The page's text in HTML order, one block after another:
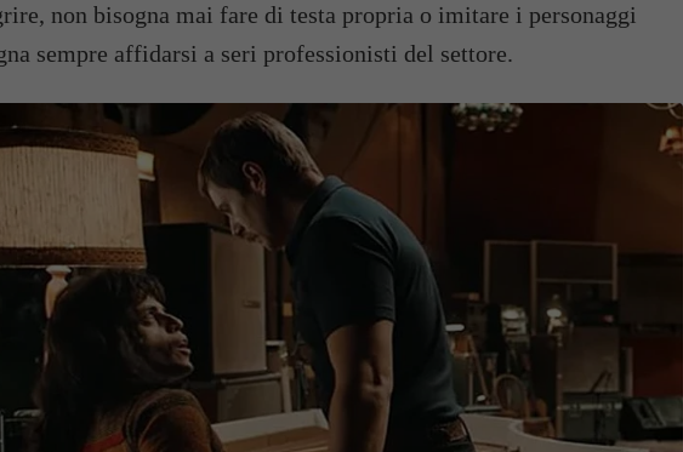
non bisogna mai fare di testa propria o imitare i personaggi
sempre affidarsi a seri professionisti del settore.